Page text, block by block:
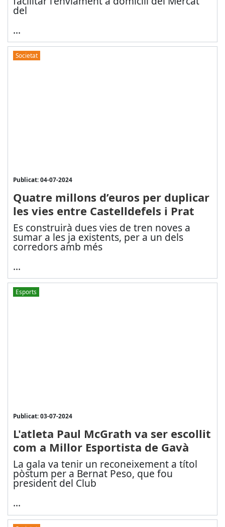
del
...
Societat
Publicat: 04-07-2024
Quatre millons d’euros per duplicar
les vies entre Castelldefels i Prat
Es construirà dues vies de tren noves a
sumar a les ja existents, per a un dels
corredors amb més
...
Esports
Publicat: 03-07-2024
L'atleta Paul McGrath va ser escollit
com a Millor Esportista de Gavà
La gala va tenir un reconeixement a títol
pòstum per a Bernat Peso, que fou
president del Club
...